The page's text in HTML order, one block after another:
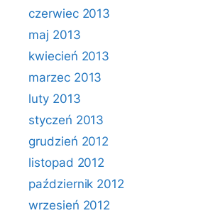
czerwiec 2013
maj 2013
kwiecień 2013
marzec 2013
luty 2013
styczeń 2013
grudzień 2012
listopad 2012
październik 2012
wrzesień 2012